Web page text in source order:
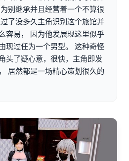
别继承并且经营着一个不算很
了没多久主角识别这个旅馆并
容易， 因为他发展现这里似乎
现过任为一个男型。 这种奇怪
头了疑心意，很快，主角即发
居然都是一场精心策划很久的